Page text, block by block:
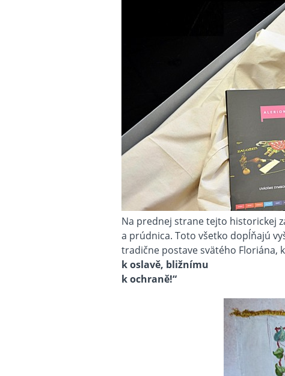
Na prednej strane tejto historickej
a prúdnica. Toto všetko dopĺňajú
tradične postave svätého Floriána,
k oslavě, bližnímu
k ochraně!“